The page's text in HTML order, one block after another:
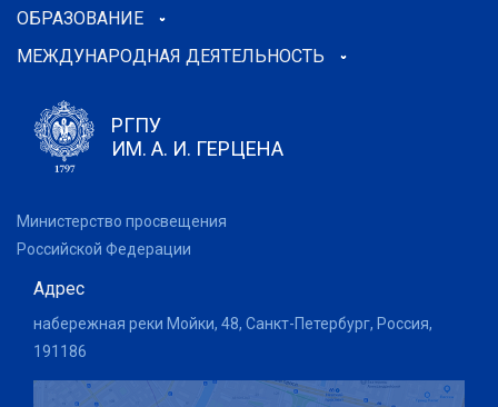
ОБРАЗОВАНИЕ
МЕЖДУНАРОДНАЯ ДЕЯТЕЛЬНОСТЬ
РГПУ
ИМ. А. И. ГЕРЦЕНА
Министерство просвещения
Российской Федерации
Адрес
набережная реки Мойки, 48, Санкт-Петербург, Россия,
191186